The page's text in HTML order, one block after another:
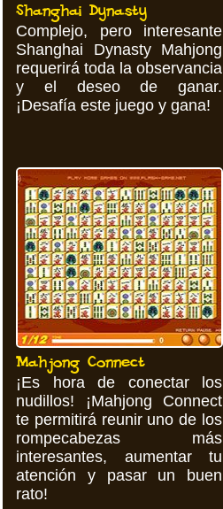
Shanghai Dynasty
Complejo, pero interesante
Shanghai Dynasty Mahjong
requerirá toda la observancia
y el deseo de ganar.
¡Desafía este juego y gana!
Mahjong Connect
¡Es hora de conectar los
nudillos! ¡Mahjong Connect
te permitirá reunir uno de los
rompecabezas más
interesantes, aumentar tu
atención y pasar un buen
rato!